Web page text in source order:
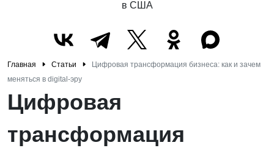
в США
Главная Статьи
Цифровая трансформация бизнеса: как и зачем
меняться в digital-эру
Цифровая
трансформация